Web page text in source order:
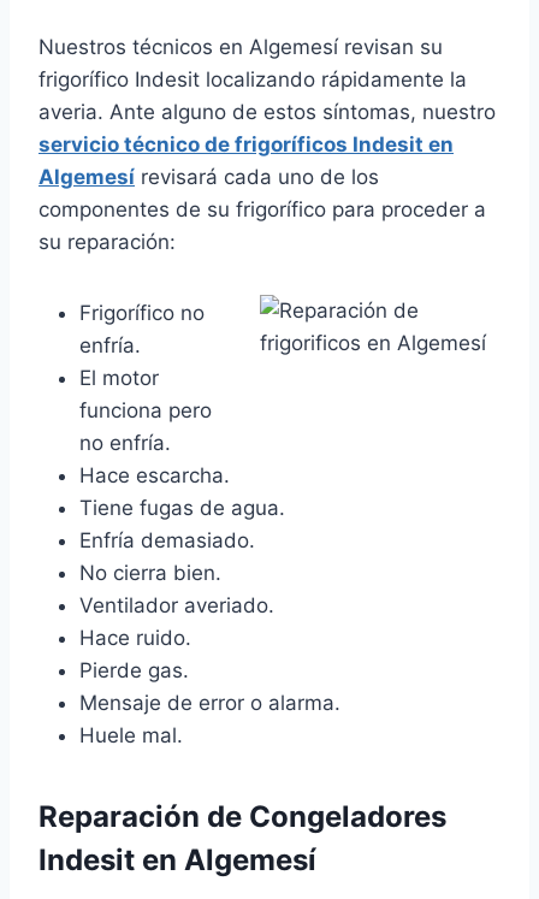
Nuestros técnicos en Algemesí revisan su
frigorífico Indesit localizando rápidamente la
averia. Ante alguno de estos síntomas, nuestro
servicio técnico de frigoríficos Indesit en
Algemesí revisará cada uno de los
componentes de su frigorífico para proceder a
su reparación:
Frigorífico no
enfría.
El motor
funciona pero
no enfría.
Hace escarcha.
Tiene fugas de agua.
Enfría demasiado.
No cierra bien.
Ventilador averiado.
Hace ruido.
Pierde gas.
Mensaje de error o alarma.
Huele mal.
Reparación de Congeladores
Indesit en Algemesí